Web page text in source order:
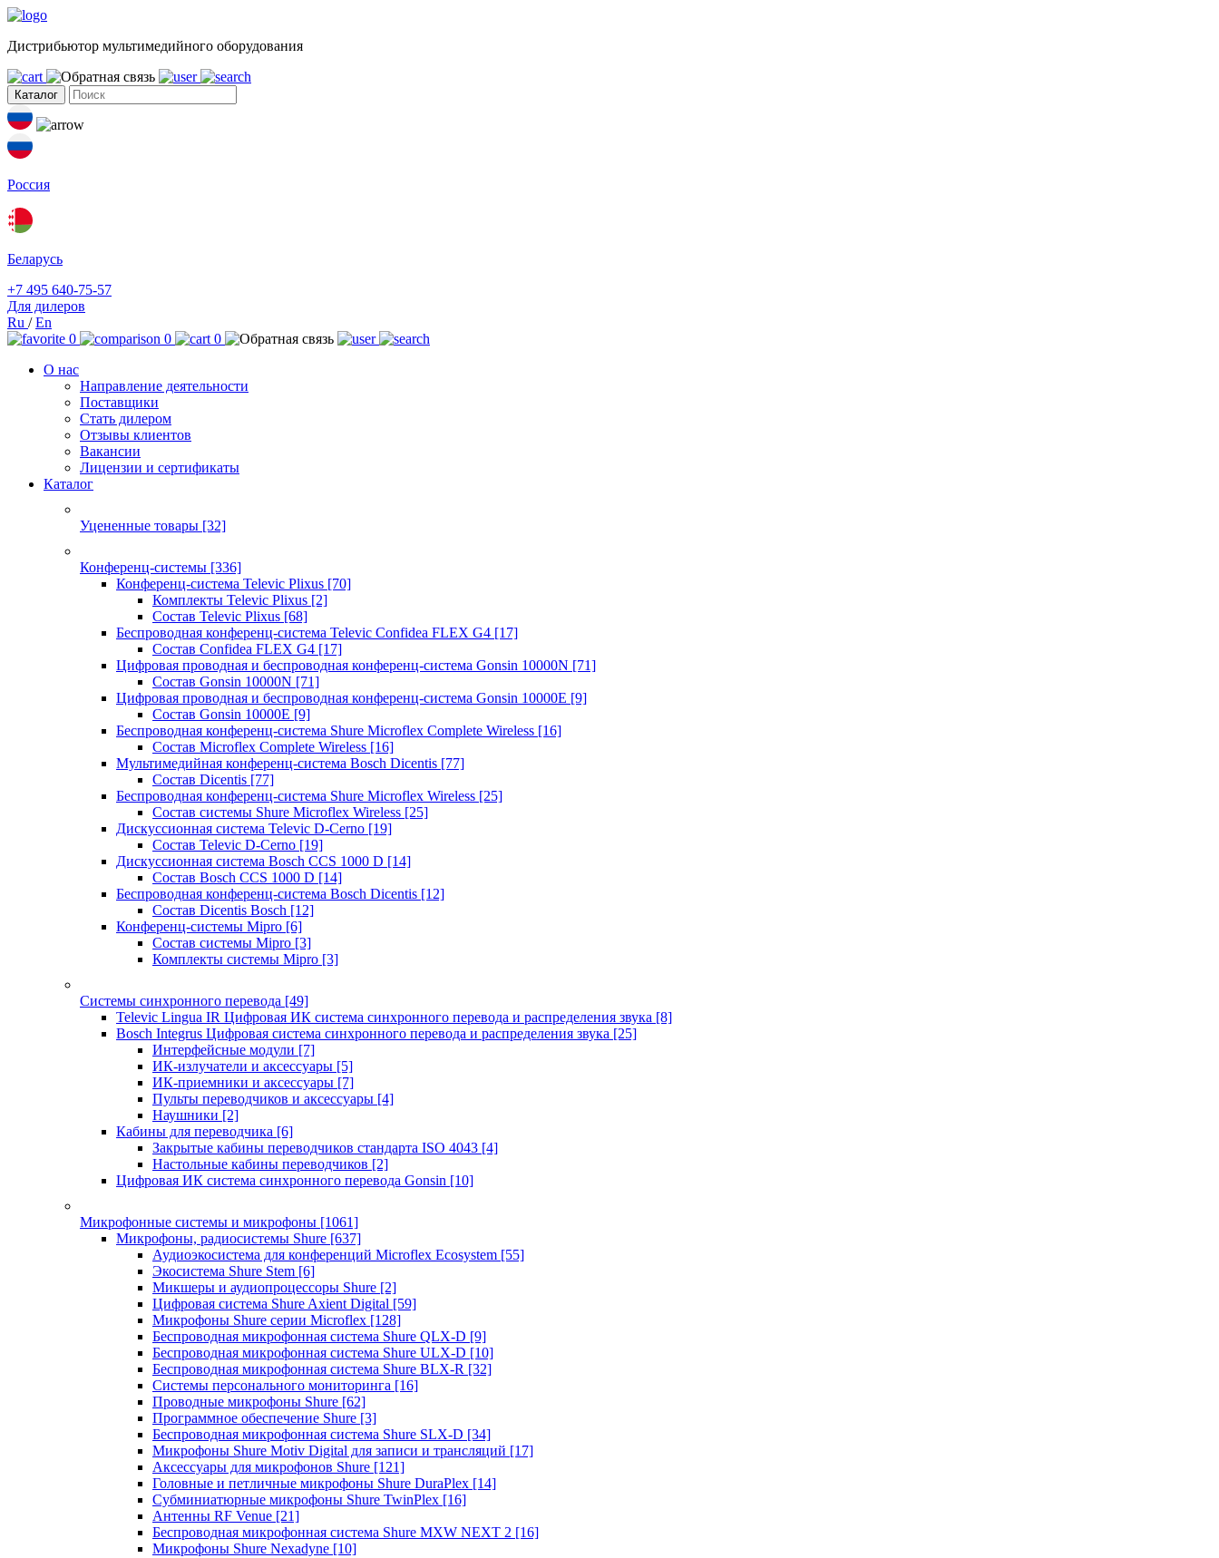
Дистрибьютор мультимедийного оборудования
Каталог
Россия
Беларусь
+7 495 640-75-57
Для дилеров
Ru /En
0
0
0
О нас
Направление деятельности
Поставщики
Стать дилером
Отзывы клиентов
Вакансии
Лицензии и сертификаты
Каталог
Уцененные товары [32]
Конференц-системы [336]
Конференц-система Televic Plixus [70]
Комплекты Televic Plixus [2]
Состав Televic Plixus [68]
Беспроводная конференц-система Televic Confidea FLEX G4 [17]
Состав Confidea FLEX G4 [17]
Цифровая проводная и беспроводная конференц-система Gonsin 10000N [71]
Состав Gonsin 10000N [71]
Цифровая проводная и беспроводная конференц-система Gonsin 10000E [9]
Состав Gonsin 10000E [9]
Беспроводная конференц-система Shure Microflex Complete Wireless [16]
Состав Microflex Complete Wireless [16]
Мультимедийная конференц-система Bosch Dicentis [77]
Состав Dicentis [77]
Беспроводная конференц-система Shure Microflex Wireless [25]
Состав системы Shure Microflex Wireless [25]
Дискуссионная система Televic D-Cerno [19]
Состав Televic D-Cerno [19]
Дискуссионная система Bosch CCS 1000 D [14]
Состав Bosch CCS 1000 D [14]
Беспроводная конференц-система Bosch Dicentis [12]
Состав Dicentis Bosch [12]
Конференц-системы Mipro [6]
Состав системы Mipro [3]
Комплекты системы Mipro [3]
Системы синхронного перевода [49]
Televic Lingua IR Цифровая ИК система синхронного перевода и распределения звука [8]
Bosch Integrus Цифровая система синхронного перевода и распределения звука [25]
Интерфейсные модули [7]
ИК-излучатели и аксессуары [5]
ИК-приемники и аксессуары [7]
Пульты переводчиков и аксессуары [4]
Наушники [2]
Кабины для переводчика [6]
Закрытые кабины переводчиков стандарта ISO 4043 [4]
Настольные кабины переводчиков [2]
Цифровая ИК система синхронного перевода Gonsin [10]
Микрофонные системы и микрофоны [1061]
Микрофоны, радиосистемы Shure [637]
Аудиоэкосистема для конференций Microflex Ecosystem [55]
Экосистема Shure Stem [6]
Микшеры и аудиопроцессоры Shure [2]
Цифровая система Shure Axient Digital [59]
Микрофоны Shure серии Microflex [128]
Беспроводная микрофонная система Shure QLX-D [9]
Беспроводная микрофонная система Shure ULX-D [10]
Беспроводная микрофонная система Shure BLX-R [32]
Системы персонального мониторинга [16]
Проводные микрофоны Shure [62]
Программное обеспечение Shure [3]
Беспроводная микрофонная система Shure SLX-D [34]
Микрофоны Shure Motiv Digital для записи и трансляций [17]
Аксессуары для микрофонов Shure [121]
Головные и петличные микрофоны Shure DuraPlex [14]
Субминиатюрные микрофоны Shure TwinPlex [16]
Антенны RF Venue [21]
Беспроводная микрофонная система Shure MXW NEXT 2 [16]
Микрофоны Shure Nexadyne [10]